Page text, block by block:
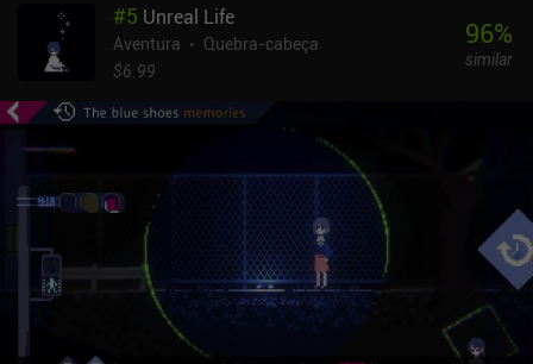
#5 Unreal Life
Aventura
Quebra-cabeça
$6.99
96%
similar